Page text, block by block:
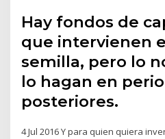
Hay fondos de
que intervienen
semilla, pero lo
lo hagan en
posteriores.
4 Jul 2016 Y para quien quiera